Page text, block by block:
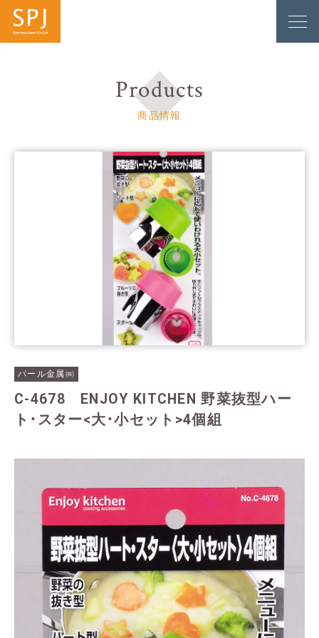
Products
商品情報
パール金属㈱
C-4678 ENJOY KITCHEN 野菜抜型ハー
ト･スター<大･小セット>4個組